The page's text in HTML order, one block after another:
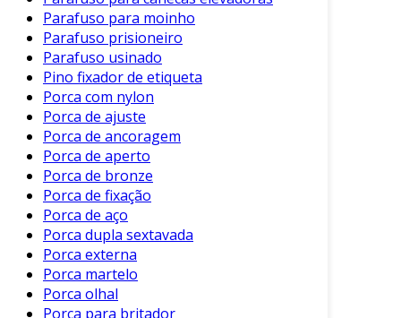
práticos, é essencial tomar alguns cuidados
para garantir seu desempenho. Aqui estão
algumas diretrizes:
Verifique a Capacidade de Carga
Certifique-se de que o fixador seja
apropriado para o peso do objeto que
será fixado.
Evite Superfícies Sujas
restos de outros materiais podem
interferir na eficácia do fixador magnético.
Teste Regularmente
verificações periódicas para garantir que
os fixadores estejam funcionando
Parafuso para moinho
Parafuso prisioneiro
Parafuso usinado
Pino fixador de etiqueta
Porca com nylon
Porca de ajuste
Porca de ancoragem
Porca de aperto
Porca de bronze
Porca de fixação
Porca de aço
Porca dupla sextavada
Porca externa
Porca martelo
Porca olhal
Porca para britador